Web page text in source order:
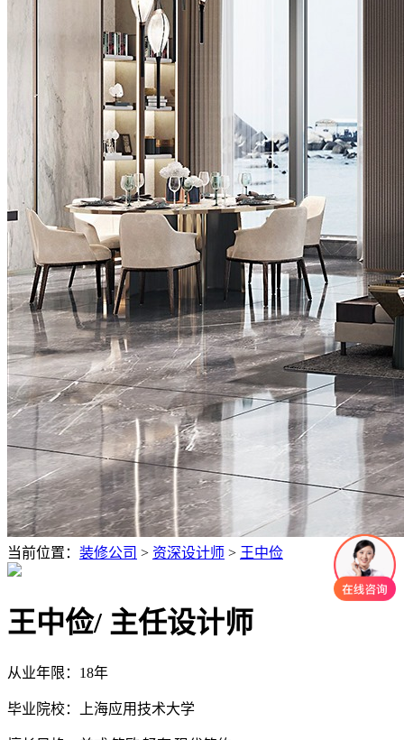
当前位置： 装修公司 > 资深设计师 > 王中俭
王中俭/ 主任设计师
从业年限： 18年
毕业院校： 上海应用技术大学